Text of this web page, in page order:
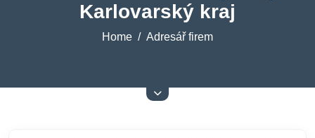
Karlovarský kraj
Home Adresář firem